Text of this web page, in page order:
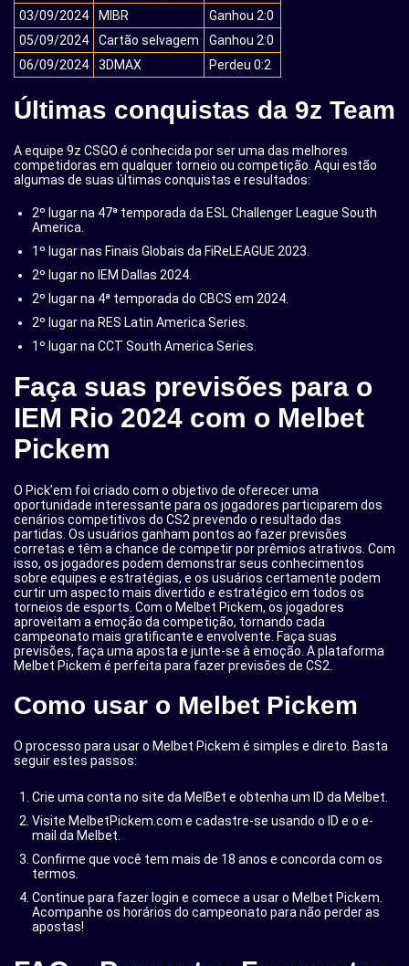
03/09/2024
MIBR
Ganhou 2:0
05/09/2024
Cartão selvagem
Ganhou 2:0
06/09/2024
3DMAX Perdeu 0:2
Últimas conquistas da 9z Team
A equipe 9z CSGO é conhecida por ser uma das melhores
competidoras em qualquer torneio ou competição. Aqui estão
algumas de suas últimas conquistas e resultados:
2º lugar na 47ª temporada da ESL Challenger League South
America.
1º lugar nas Finais Globais da FiReLEAGUE 2023.
2º lugar no IEM Dallas 2024.
2º lugar na 4ª temporada do CBCS em 2024.
2º lugar na RES Latin America Series.
1º lugar na CCT South America Series.
Faça suas previsões para o
IEM Rio 2024 com o Melbet
Pickem
O Pick’em foi criado com o objetivo de oferecer uma
oportunidade interessante para os jogadores participarem dos
cenários competitivos do CS2 prevendo o resultado das
partidas. Os usuários ganham pontos ao fazer previsões
corretas e têm a chance de competir por prêmios atrativos. Com
isso, os jogadores podem demonstrar seus conhecimentos
sobre equipes e estratégias, e os usuários certamente podem
curtir um aspecto mais divertido e estratégico em todos os
torneios de esports. Com o Melbet Pickem, os jogadores
aproveitam a emoção da competição, tornando cada
campeonato mais gratificante e envolvente. Faça suas
previsões, faça uma aposta e junte-se à emoção. A plataforma
Melbet Pickem é perfeita para fazer previsões de CS2.
Como usar o Melbet Pickem
O processo para usar o Melbet Pickem é simples e direto. Basta
seguir estes passos:
Crie uma conta no site da MelBet e obtenha um ID da Melbet.
Visite MelbetPickem.com e cadastre-se usando o ID e o e-
mail da Melbet.
Confirme que você tem mais de 18 anos e concorda com os
termos.
Continue para fazer login e comece a usar o Melbet Pickem.
Acompanhe os horários do campeonato para não perder as
apostas!